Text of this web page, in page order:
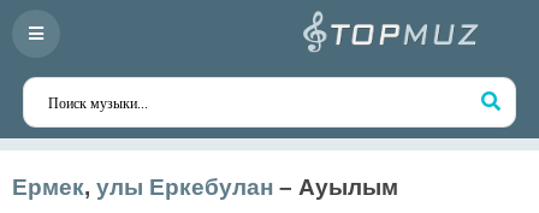
Ермек, улы Еркебулан – Ауылым